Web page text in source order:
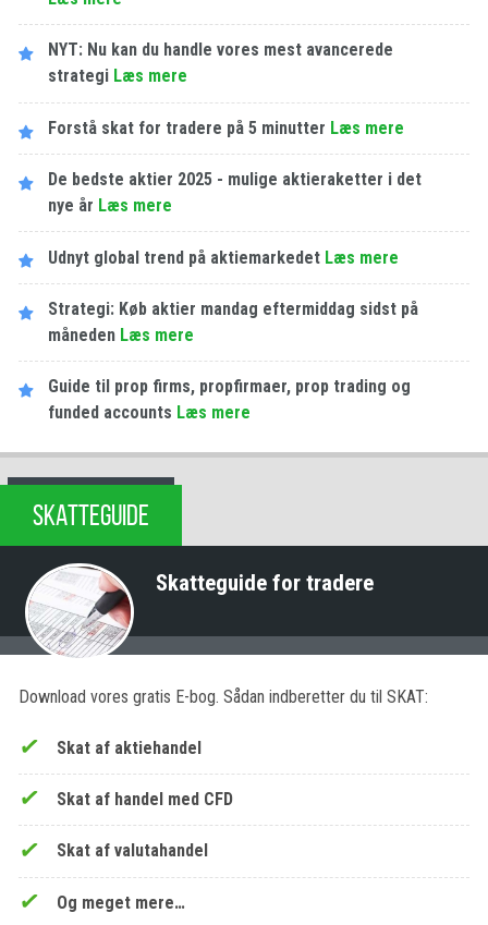
NYT: Nu kan du handle vores mest avancerede
strategi Læs mere
Forstå skat for tradere på 5 minutter Læs mere
De bedste aktier 2025 - mulige aktieraketter i det
nye år Læs mere
Udnyt global trend på aktiemarkedet Læs mere
Strategi: Køb aktier mandag eftermiddag sidst på
måneden Læs mere
Guide til prop firms, propfirmaer, prop trading og
funded accounts Læs mere
SKATTEGUIDE
Skatteguide for tradere
Download vores gratis E-bog. Sådan indberetter du til SKAT:
Skat af aktiehandel
Skat af handel med CFD
Skat af valutahandel
Og meget mere…